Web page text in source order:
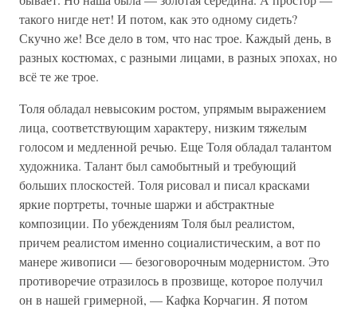
такого нигде нет! И потом, как это одному сидеть?
Скучно же! Все дело в том, что нас трое. Каждый день, в
разных костюмах, с разными лицами, в разных эпохах, но
всё те же трое.
Толя обладал невысоким ростом, упрямым выражением
лица, соответствующим характеру, низким тяжелым
голосом и медленной речью. Еще Толя обладал талантом
художника. Талант был самобытный и требующий
больших плоскостей. Толя рисовал и писал красками
яркие портреты, точные шаржи и абстрактные
композиции. По убеждениям Толя был реалистом,
причем реалистом именно социалистическим, а вот по
манере живописи — безоговорочным модернистом. Это
противоречие отразилось в прозвище, которое получил
он в нашей гримерной, — Кафка Корчагин. Я потом